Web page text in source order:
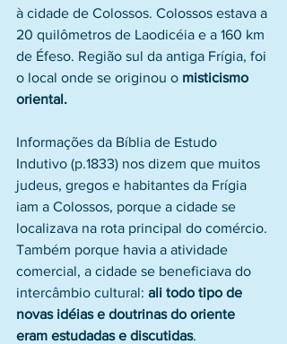
à cidade de Colossos. Colossos estava a
20 quilômetros de Laodicéia e a 160 km
de Éfeso. Região sul da antiga Frígia, foi
o local onde se originou o misticismo
oriental.
Informações da Bíblia de Estudo
Indutivo (p.1833) nos dizem que muitos
judeus, gregos e habitantes da Frígia
iam a Colossos, porque a cidade se
localizava na rota principal do comércio.
Também porque havia a atividade
comercial, a cidade se beneficiava do
intercâmbio cultural: ali todo tipo de
novas idéias e doutrinas do oriente
eram estudadas e discutidas.